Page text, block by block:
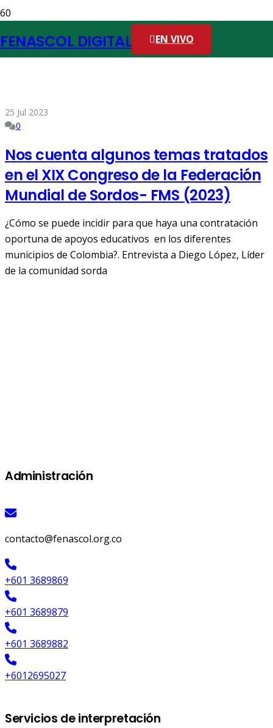
FENASCOL DIGITAL EN VIVO
25 Jul 2023
0
Nos cuenta algunos temas tratados
en el XIX Congreso de la Federación
Mundial de Sordos- FMS (2023)
¿Cómo se puede incidir para que haya una contratación
oportuna de apoyos educativos en los diferentes
municipios de Colombia?. Entrevista a Diego López, Líder
de la comunidad sorda
Administración
contacto@fenascol.org.co
+601 3689869
+601 3689879
+601 3689882
+6012695027
Servicios de interpretación